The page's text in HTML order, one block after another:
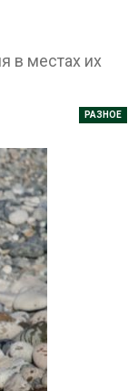
в местах их
РАЗНОЕ
засуха и пожары:
столкнулись с
панели над
позволяют
энергию и
вода с крыш
помочь городам